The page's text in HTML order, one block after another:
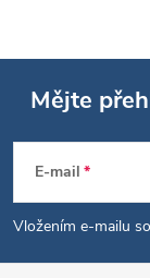
Z
á
p
Mějte
E-mail
Vložením e-mailu